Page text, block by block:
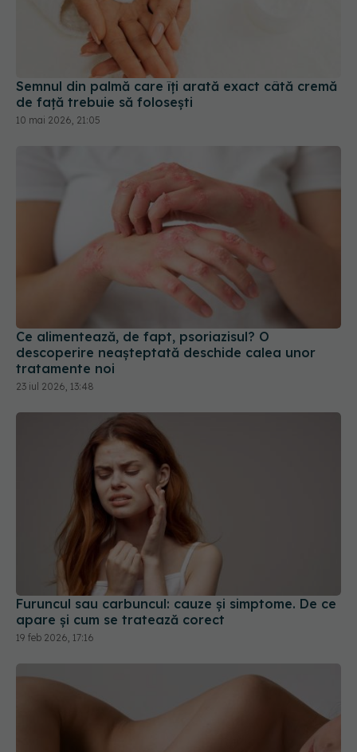
Semnul din palmă care îți arată exact câtă cremă
de față trebuie să folosești
10 mai 2026, 21:05
Ce alimentează, de fapt, psoriazisul? O
descoperire neașteptată deschide calea unor
Furuncul sau carbuncul: cauze și simptome. De ce
apare și cum se tratează corect